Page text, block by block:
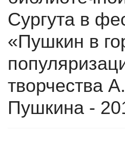
Сургута в
«Пушкин в
творчества
Пушкина -